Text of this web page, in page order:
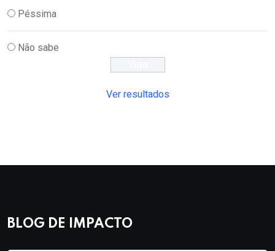
Péssima
Não sabe
Ver resultados
BLOG DE IMPACTO